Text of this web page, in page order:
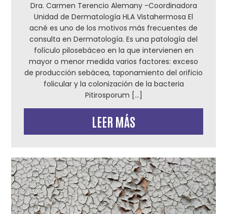
Dra. Carmen Terencio Alemany -Coordinadora
Unidad de Dermatología HLA Vistahermosa El
acné es uno de los motivos más frecuentes de
consulta en Dermatología. Es una patología del
folículo pilosebáceo en la que intervienen en
mayor o menor medida varios factores: exceso
de producción sebácea, taponamiento del orificio
folicular y la colonización de la bacteria
Pitirosporum […]
LEER MÁS